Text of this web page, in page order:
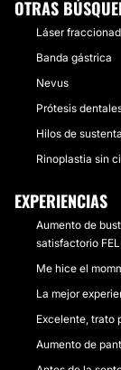
OTRAS
Láser
Banda gástrica
Nevus
Prótesis
Hilos de
Rinoplastia sin
EXPERIENCIAS
Aumento de
satisfactorio
Me hice el
La mejor
Excelente, trato
Aumento de